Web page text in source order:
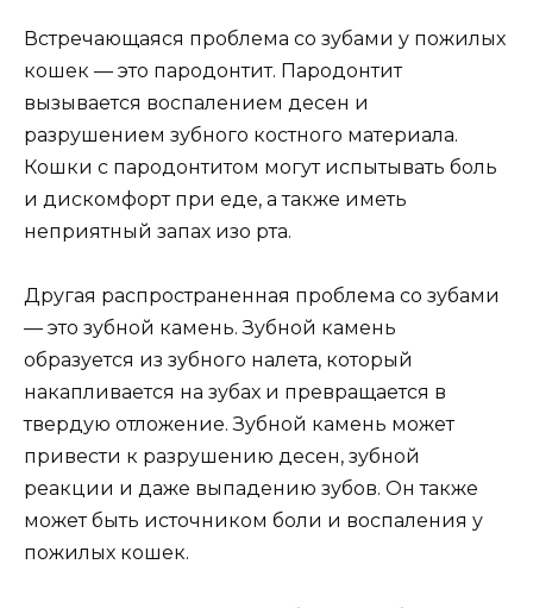
Встречающаяся проблема со зубами у пожилых
кошек — это пародонтит. Пародонтит
вызывается воспалением десен и
разрушением зубного костного материала.
Кошки с пародонтитом могут испытывать боль
и дискомфорт при еде, а также иметь
неприятный запах изо рта.
Другая распространенная проблема со зубами
— это зубной камень. Зубной камень
образуется из зубного налета, который
накапливается на зубах и превращается в
твердую отложение. Зубной камень может
привести к разрушению десен, зубной
реакции и даже выпадению зубов. Он также
может быть источником боли и воспаления у
пожилых кошек.